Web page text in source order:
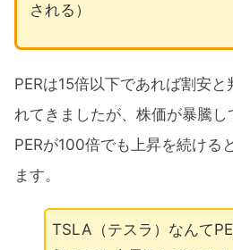
される）
PERは15倍以下であれば割安
れてきましたが、株価が暴騰し
PERが100倍でも上昇を続ける
ます。
TSLA（テスラ）なんて